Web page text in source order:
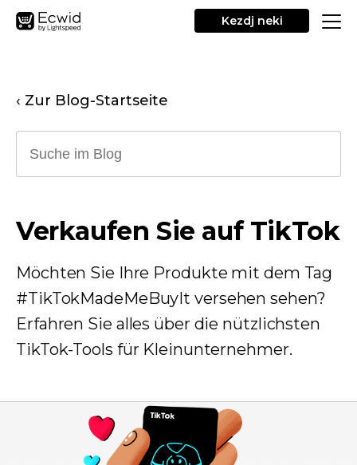
Kezdj neki
‹ Zur Blog-Startseite
Verkaufen Sie auf TikTok
Möchten Sie Ihre Produkte mit dem Tag
#TikTokMadeMeBuyIt versehen sehen?
Erfahren Sie alles über die nützlichsten
TikTok-Tools für Kleinunternehmer.